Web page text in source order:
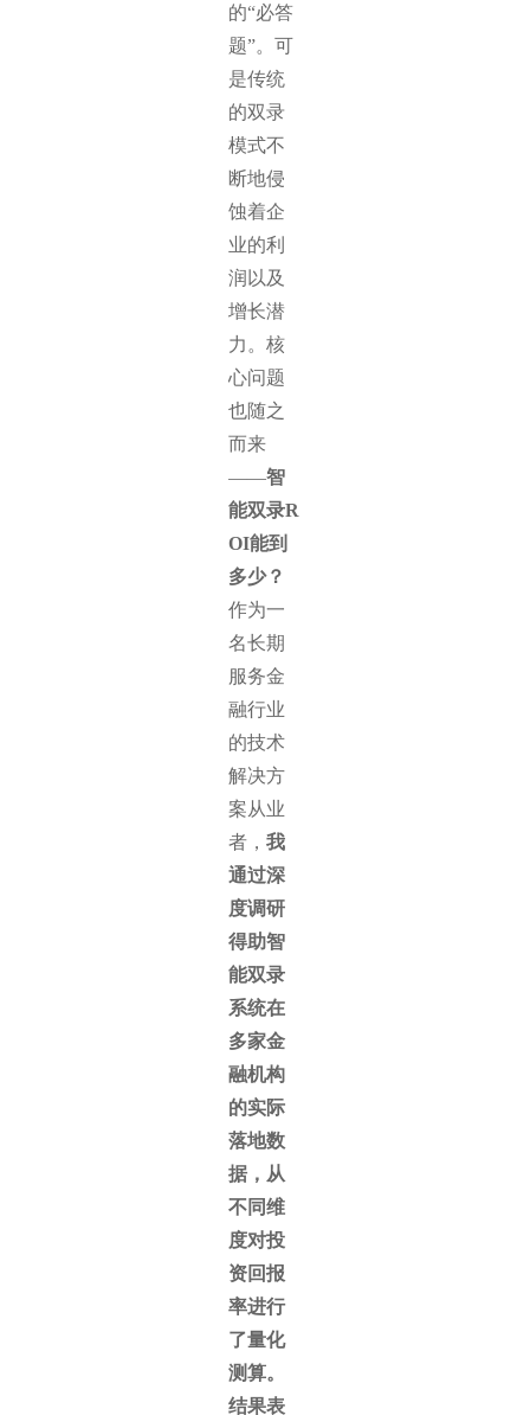
的“必答
题”。可
是传统
的双录
模式不
断地侵
蚀着企
业的利
润以及
增长潜
力。核
心问题
也随之
而来
——智
能双录R
OI能到
多少？
作为一
名长期
服务金
融行业
的技术
解决方
案从业
者， 我
通过深
度调研
得助智
能双录
系统在
多家金
融机构
的实际
落地数
据，从
不同维
度对投
资回报
率进行
了量化
测算。
结果表